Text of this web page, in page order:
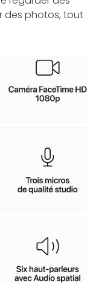
des photos, tout